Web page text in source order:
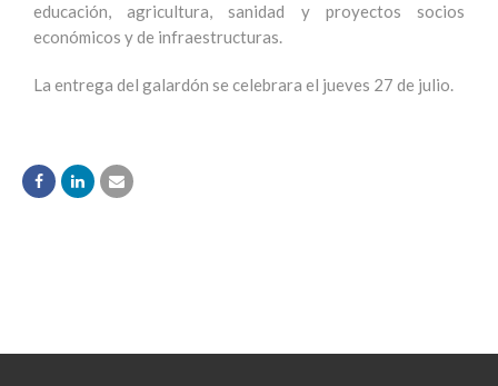
educación, agricultura, sanidad y proyectos socios
económicos y de infraestructuras.
La entrega del galardón se celebrara el jueves 27 de julio.